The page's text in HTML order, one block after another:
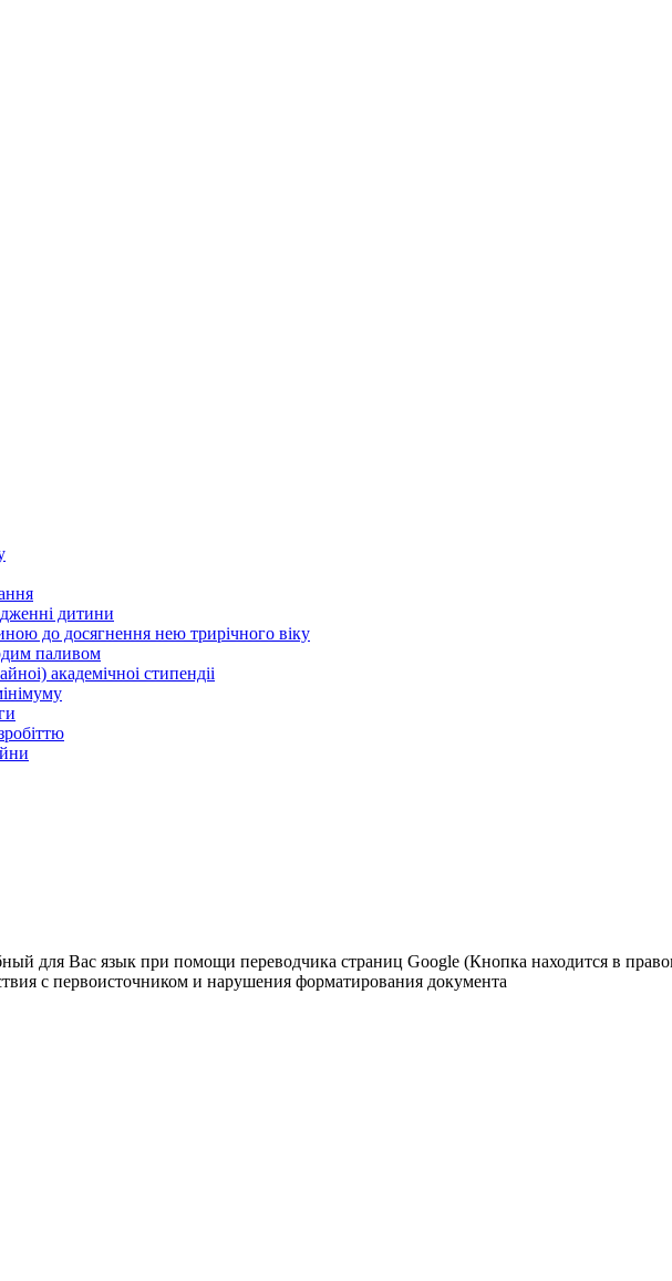
дитини
до досягнення нею трирічного віку
паливом
академічноі стипендіі
для Вас язык при помощи переводчика страниц Google (Кнопка находится в
с первоисточником и нарушения форматирования документа